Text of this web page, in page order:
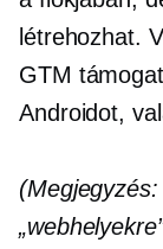
létrehozhat.
GTM
Androidot,